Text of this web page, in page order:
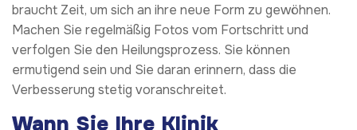
braucht Zeit, um sich an ihre neue Form zu gewöhnen.
Machen Sie regelmäßig Fotos vom Fortschritt und
verfolgen Sie den Heilungsprozess. Sie können
ermutigend sein und Sie daran erinnern, dass die
Verbesserung stetig voranschreitet.
Wann Sie Ihre Klinik